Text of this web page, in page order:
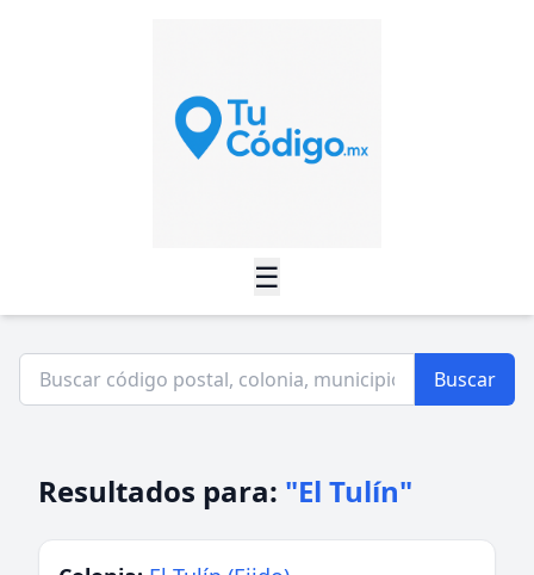
☰
Buscar
Resultados para: "El Tulín"